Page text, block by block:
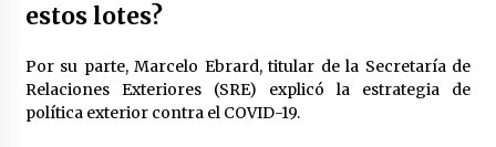
estos lotes?
Por su parte, Marcelo Ebrard, titular de la Secretaría de
Relaciones Exteriores (SRE) explicó la estrategia de
política exterior contra el COVID-19.